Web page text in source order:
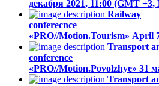
декабря 2021, 11:00 (GMT
Railway
conferecnce
«PRO//Motion.Tourism» April
Transport
conference
«PRO//Motion.Povolzhye» 31
Transport